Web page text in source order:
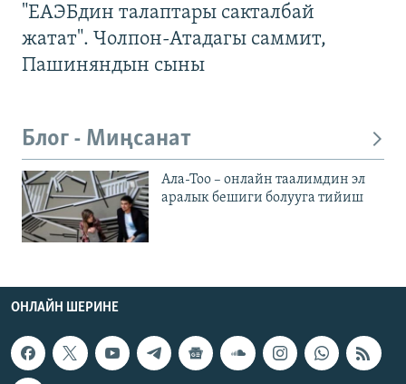
"ЕАЭБдин талаптары сакталбай
жатат". Чолпон-Атадагы саммит,
Пашиняндын сыны
Блог - Миңсанат
Ала-Тоо – онлайн таалимдин эл
аралык бешиги болууга тийиш
ОНЛАЙН ШЕРИНЕ